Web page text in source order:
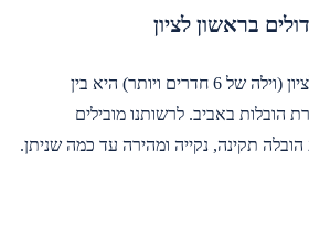
בראשון לציון
הובלת בית פרטי בראשון לציון (וילה של 6 חדרים ויותר) היא בין
הובלות באביב. לרשותנו מובילים
תקינה, נקייה ומהירה עד כמה שניתן.